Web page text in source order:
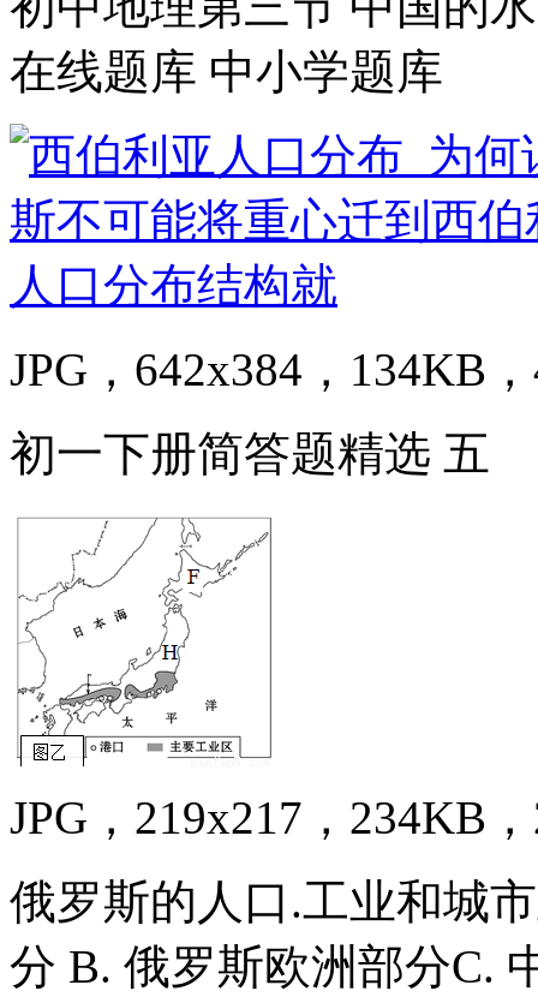
在线题库 中小学题库
JPG，642x384，134KB
初一下册简答题精选 五
JPG，219x217，234KB
俄罗斯的人口.工业和城
分 B. 俄罗斯欧洲部分C.